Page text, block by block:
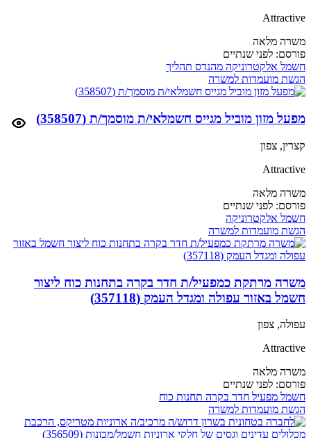
Attractive
משרה מלאה
פורסם: לפני שנתיים
חשמל אלקטרוניקה מהנדס תהליך
הגשת מועמדות למשרה
מפעל מזון מוביל מגייס חשמלאי/ת מוסמך/ת (358507)
קצרין, צפון
Attractive
משרה מלאה
פורסם: לפני שנתיים
חשמל אלקטרוניקה
הגשת מועמדות למשרה
משרה מרתקת כמפעיל/ת חדר בקרה בתחנות כוח ליצור
חשמל באזור עפולה ומגדל העמק (357118)
עפולה, צפון
Attractive
משרה מלאה
פורסם: לפני שנתיים
חשמל מפעיל חדר בקרה תחנות כוח
הגשת מועמדות למשרה